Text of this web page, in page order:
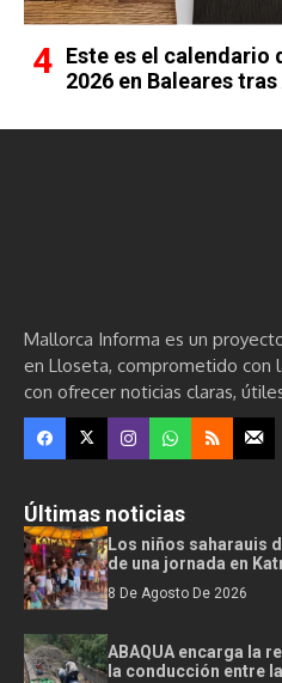
Este es el calendario
2026 en Baleares
Mallorca Informa es un
en Lloseta, comprometido con
con ofrecer noticias claras,
Últimas noticias
Los niños saharauis
de una jornada en
8 De Agosto De 2026
ABAQUA encarga la
la conducción entre